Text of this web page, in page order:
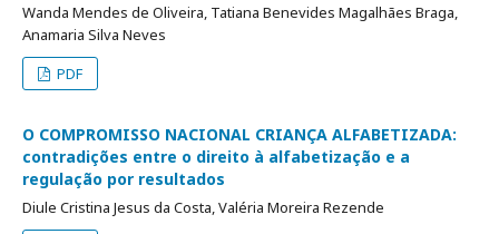
Wanda Mendes de Oliveira, Tatiana Benevides Magalhães Braga,
Anamaria Silva Neves
PDF
O COMPROMISSO NACIONAL CRIANÇA ALFABETIZADA:
contradições entre o direito à alfabetização e a
regulação por resultados
Diule Cristina Jesus da Costa, Valéria Moreira Rezende